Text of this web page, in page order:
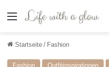
Menü
Startseite / Fashion
Fashion Outfitinspirationen